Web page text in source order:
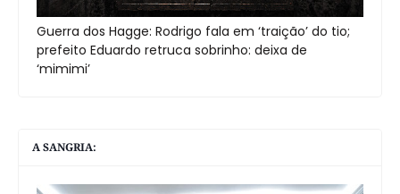
Guerra dos Hagge: Rodrigo fala em ‘traição’ do tio;
prefeito Eduardo retruca sobrinho: deixa de
‘mimimi’
A SANGRIA: